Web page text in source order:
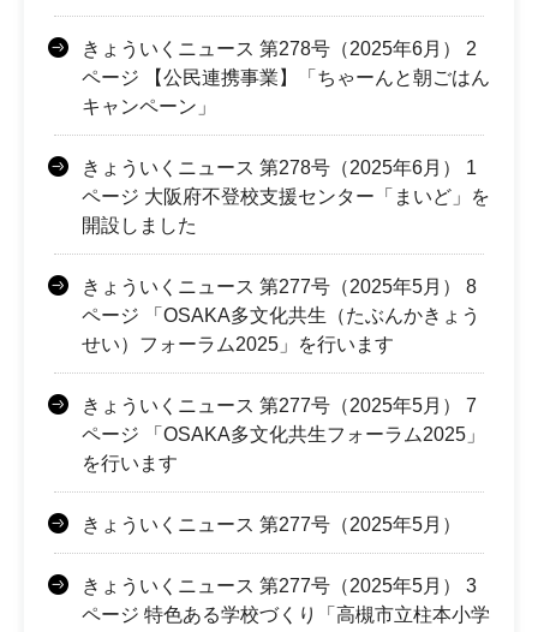
きょういくニュース 第278号（2025年6月） 2
ページ 【公民連携事業】「ちゃーんと朝ごはん
キャンペーン」
きょういくニュース 第278号（2025年6月） 1
ページ 大阪府不登校支援センター「まいど」を
開設しました
きょういくニュース 第277号（2025年5月） 8
ページ 「OSAKA多文化共生（たぶんかきょう
せい）フォーラム2025」を行います
きょういくニュース 第277号（2025年5月） 7
ページ 「OSAKA多文化共生フォーラム2025」
を行います
きょういくニュース 第277号（2025年5月）
きょういくニュース 第277号（2025年5月） 3
ページ 特色ある学校づくり「高槻市立柱本小学